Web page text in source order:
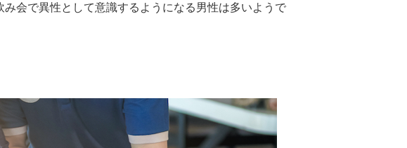
会で異性として意識するようになる男性は多いようで